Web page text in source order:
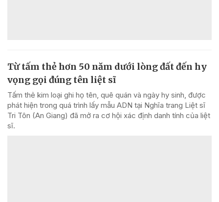
Từ tấm thẻ hơn 50 năm dưới lòng đất đến hy
vọng gọi đúng tên liệt sĩ
Tấm thẻ kim loại ghi họ tên, quê quán và ngày hy sinh, được
phát hiện trong quá trình lấy mẫu ADN tại Nghĩa trang Liệt sĩ
Tri Tôn (An Giang) đã mở ra cơ hội xác định danh tính của liệt
sĩ.